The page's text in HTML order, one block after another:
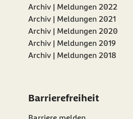
Archiv | Meldungen 2022
Archiv | Meldungen 2021
Archiv | Meldungen 2020
Archiv | Meldungen 2019
Archiv | Meldungen 2018
Barrierefreiheit